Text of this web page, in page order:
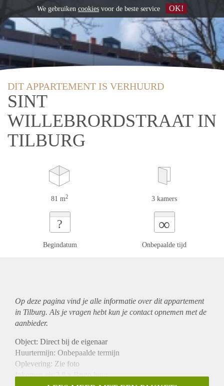
DIT APPARTEMENT IS VERHUURD
SINT
WILLEBRORDSTRAAT IN
TILBURG
81 m2 3 kamers
?
Begindatum
∞
Onbepaalde tijd
Op deze pagina vind je alle informatie over ditappartement
in Tilburg. Als je vragen hebt kun je contact opnemen met de
aanbieder.
Object: Direct bij de eigenaar
Huurtermijn: Onbepaalde termijn
Oplevering: Zie foto
Inkomen eis:2,8 x Bruto huur
We gebruiken cookies voor de beste service OK!